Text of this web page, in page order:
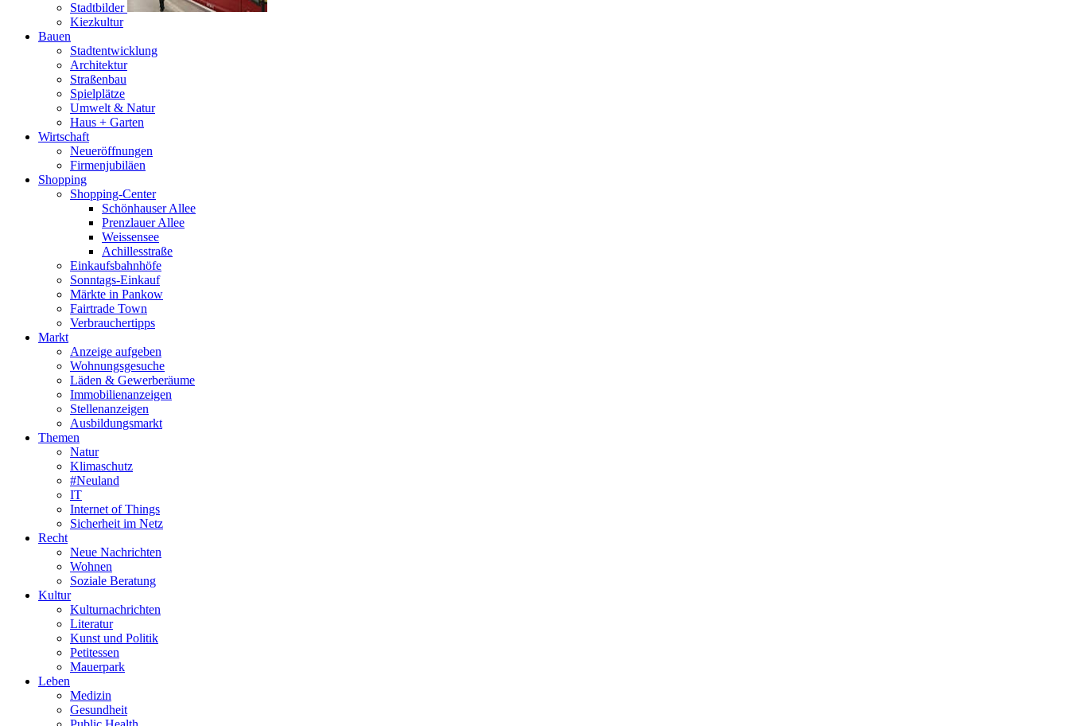
Stadtbilder
Kiezkultur
Bauen
Stadtentwicklung
Architektur
Straßenbau
Spielplätze
Umwelt & Natur
Haus + Garten
Wirtschaft
Neueröffnungen
Firmenjubiläen
Shopping
Shopping-Center
Schönhauser Allee
Prenzlauer Allee
Weissensee
Achillesstraße
Einkaufsbahnhöfe
Sonntags-Einkauf
Märkte in Pankow
Fairtrade Town
Verbrauchertipps
Markt
Anzeige aufgeben
Wohnungsgesuche
Läden & Gewerberäume
Immobilienanzeigen
Stellenanzeigen
Ausbildungsmarkt
Themen
Natur
Klimaschutz
#Neuland
IT
Internet of Things
Sicherheit im Netz
Recht
Neue Nachrichten
Wohnen
Soziale Beratung
Kultur
Kulturnachrichten
Literatur
Kunst und Politik
Petitessen
Mauerpark
Leben
Medizin
Gesundheit